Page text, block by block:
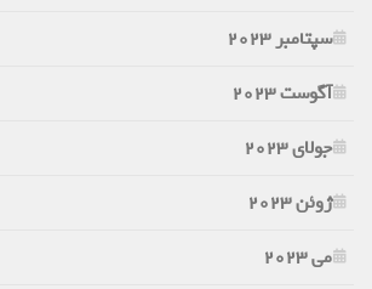
سپتامبر 2023
آگوست 2023
جولای 2023
ژوئن 2023
می 2023